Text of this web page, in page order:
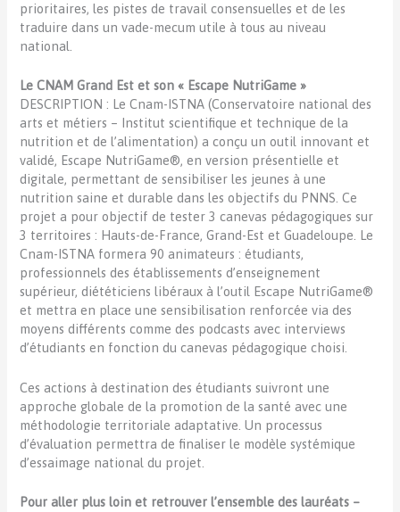
prioritaires, les pistes de travail consensuelles et de les
traduire dans un vade-mecum utile à tous au niveau
national.
Le CNAM Grand Est et son « Escape NutriGame »
DESCRIPTION : Le Cnam-ISTNA (Conservatoire national des
arts et métiers – Institut scientifique et technique de la
nutrition et de l’alimentation) a conçu un outil innovant et
validé, Escape NutriGame®, en version présentielle et
digitale, permettant de sensibiliser les jeunes à une
nutrition saine et durable dans les objectifs du PNNS. Ce
projet a pour objectif de tester 3 canevas pédagogiques sur
3 territoires : Hauts-de-France, Grand-Est et Guadeloupe. Le
Cnam-ISTNA formera 90 animateurs : étudiants,
professionnels des établissements d’enseignement
supérieur, diététiciens libéraux à l’outil Escape NutriGame®
et mettra en place une sensibilisation renforcée via des
moyens différents comme des podcasts avec interviews
d’étudiants en fonction du canevas pédagogique choisi.
Ces actions à destination des étudiants suivront une
approche globale de la promotion de la santé avec une
méthodologie territoriale adaptative. Un processus
d’évaluation permettra de finaliser le modèle systémique
d’essaimage national du projet.
Pour aller plus loin et retrouver l’ensemble des lauréats –